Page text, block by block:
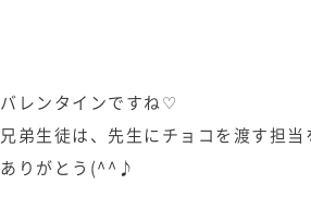
バレンタインですね♡
兄弟生徒は、先生にチョコを渡す担
ありがとう(^^♪